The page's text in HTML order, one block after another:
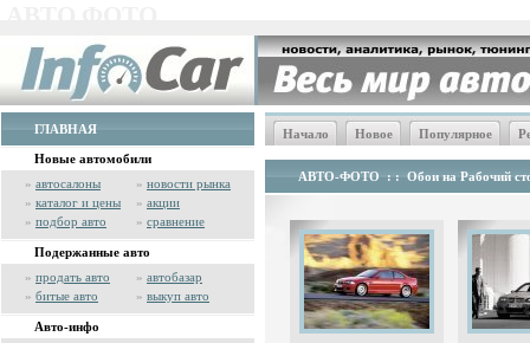
ГЛАВНАЯ
Новые автомобили
» автосалоны » новости рынка
» каталог и цены » акции
» подбор авто » сравнение
Подержанные авто
» продать авто » автобазар
» битые авто » выкуп авто
Авто-инфо
Начало Новое Популярное
АВТО-ФОТО : : Обои на Рабочий